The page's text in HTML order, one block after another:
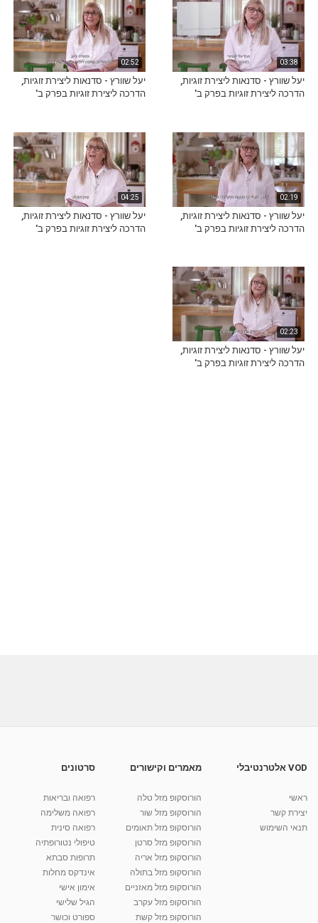
03:38
יעל שוורץ - סדנאות ליצירת זוגיות,
הדרכה ליצירת זוגיות בפרק ב'
02:52
יעל שוורץ - סדנאות ליצירת זוגיות,
הדרכה ליצירת זוגיות בפרק ב'
02:19
יעל שוורץ - סדנאות ליצירת זוגיות,
הדרכה ליצירת זוגיות בפרק ב'
04:25
יעל שוורץ - סדנאות ליצירת זוגיות,
הדרכה ליצירת זוגיות בפרק ב'
02:23
יעל שוורץ - סדנאות ליצירת זוגיות,
הדרכה ליצירת זוגיות בפרק ב'
VOD אלטרנטיבלי
ראשי
יצירת קשר
תנאי השימוש
מאמרים וקישורים
הורוסקופ מזל טלה
הורוסקופ מזל שור
הורוסקופ מזל תאומים
הורוסקופ מזל סרטן
הורוסקופ מזל אריה
הורוסקופ מזל בתולה
הורוסקופ מזל מאזניים
הורוסקופ מזל עקרב
הורוסקופ מזל קשת
סרטונים
רפואה ובריאות
רפואה משלימה
רפואה סינית
טיפולי נטורופתיה
תרופות סבתא
אינדקס מחלות
אימון אישי
הגיל שלישי
ספורט וכושר